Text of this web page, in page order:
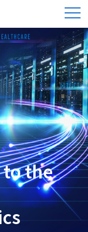
the
the
the
the